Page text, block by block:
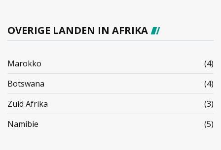
OVERIGE LANDEN IN AFRIKA
Marokko
(4)
Botswana
(4)
Zuid Afrika
(3)
Namibie
(5)